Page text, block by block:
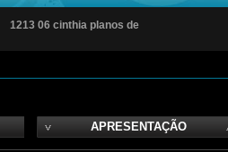
1213 06 cinthia planos de
APRESENTAÇÃO